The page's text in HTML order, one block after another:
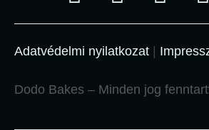
Dodo Bakes – Minden jog
Adatvédelmi nyilatkozat |